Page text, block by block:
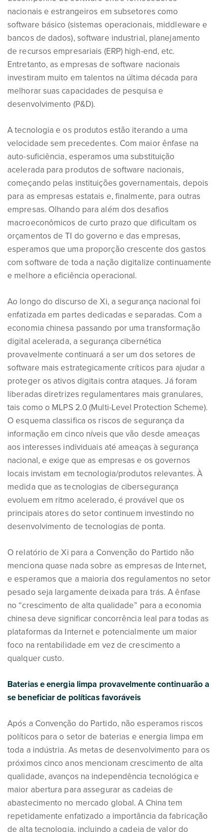
nacionais e estrangeiros em subsetores como
software básico (sistemas operacionais, middleware e
bancos de dados), software industrial, planejamento
de recursos empresariais (ERP) high-end, etc.
Entretanto, as empresas de software nacionais
investiram muito em talentos na última década para
melhorar suas capacidades de pesquisa e
desenvolvimento (P&D).
A tecnologia e os produtos estão iterando a uma
velocidade sem precedentes. Com maior ênfase na
auto-suficiência, esperamos uma substituição
acelerada para produtos de software nacionais,
começando pelas instituições governamentais, depois
para as empresas estatais e, finalmente, para outras
empresas. Olhando para além dos desafios
macroeconômicos de curto prazo que dificultam os
orçamentos de TI do governo e das empresas,
esperamos que uma proporção crescente dos gastos
com software de toda a nação digitalize continuamente
e melhore a eficiência operacional.
Ao longo do discurso de Xi, a segurança nacional foi
enfatizada em partes dedicadas e separadas. Com a
economia chinesa passando por uma transformação
digital acelerada, a segurança cibernética
provavelmente continuará a ser um dos setores de
software mais estrategicamente críticos para ajudar a
proteger os ativos digitais contra ataques. Já foram
liberadas diretrizes regulamentares mais granulares,
tais como o MLPS 2.0 (Multi-Level Protection Scheme).
O esquema classifica os riscos de segurança da
informação em cinco níveis que vão desde ameaças
aos interesses individuais até ameaças à segurança
nacional, e exige que as empresas e os governos
locais invistam em tecnologia/produtos relevantes. À
medida que as tecnologias de cibersegurança
evoluem em ritmo acelerado, é provável que os
principais atores do setor continuem investindo no
desenvolvimento de tecnologias de ponta.
O relatório de Xi para a Convenção do Partido não
menciona quase nada sobre as empresas de Internet,
e esperamos que a maioria dos regulamentos no setor
pesado seja largamente deixada para trás. A ênfase
no “crescimento de alta qualidade” para a economia
chinesa deve significar concorrência leal para todas as
plataformas da Internet e potencialmente um maior
foco na rentabilidade em vez de crescimento a
qualquer custo.
Baterias e energia limpa provavelmente continuarão a
se beneficiar de políticas favoráveis
Após a Convenção do Partido, não esperamos riscos
políticos para o setor de baterias e energia limpa em
toda a indústria. As metas de desenvolvimento para os
próximos cinco anos mencionam crescimento de alta
qualidade, avanços na independência tecnológica e
maior abertura para assegurar as cadeias de
abastecimento no mercado global. A China tem
repetidamente enfatizado a importância da fabricação
de alta tecnologia, incluindo a cadeia de valor do